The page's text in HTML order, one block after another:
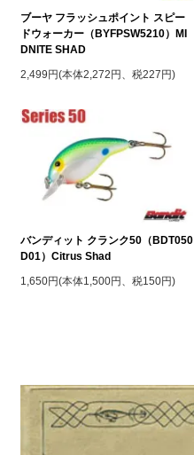
ブーヤ フラッシュポイント スピー
ドウォーカー（BYFPSW5210）MI
DNITE SHAD
2,499円(本体2,272円、税227円)
バンディット クランク50（BDT050
D01）Citrus Shad
1,650円(本体1,500円、税150円)